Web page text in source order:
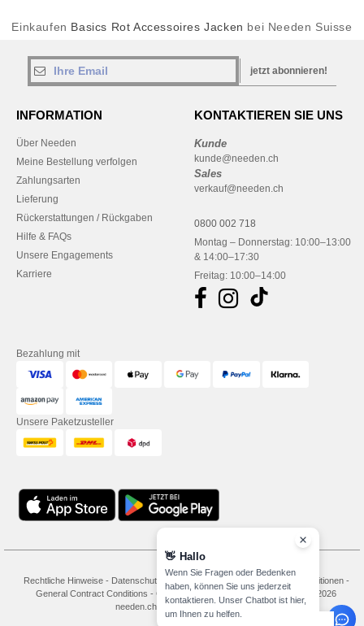
Einkaufen Basics Rot Accessoires Jacken bei Needen Suisse
jetzt abonnieren!
INFORMATION
Über Needen
Meine Bestellung verfolgen
Zahlungsarten
Lieferung
Rückerstattungen / Rückgaben
Hilfe & FAQs
Unsere Engagements
Karriere
KONTAKTIEREN SIE UNS
Kunde
kunde@needen.ch
Sales
verkauf@needen.ch
0800 002 718
Montag – Donnerstag: 10:00–13:00
& 14:00–17:30
Freitag: 10:00–14:00
Bezahlung mit
Unsere Paketzusteller
Rechtliche Hinweise- Datenschutzbestimmungen - Bedingungen und Konditionen-
General Contract Conditions - Cookie-Richtlinie Site Map
Copyright 2026
needen.ch - Alle Rechte vorbehalten
👋 Hallo
Wenn Sie Fragen oder Bedenken
haben, können Sie uns jederzeit
kontaktieren. Unser Chatbot ist hier,
um Ihnen zu helfen.